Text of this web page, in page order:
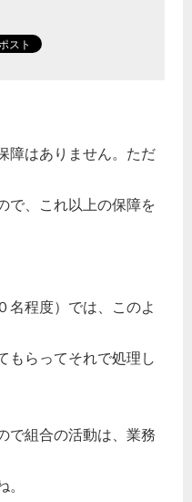
障はありません。ただ
で、これ以上の保障を
名程度）では、このよ
もらってそれで処理し
で組合の活動は、業務